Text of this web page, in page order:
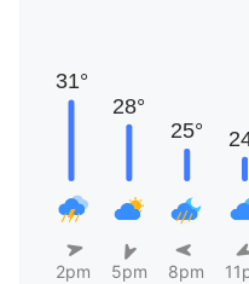
2pm 5pm 8pm